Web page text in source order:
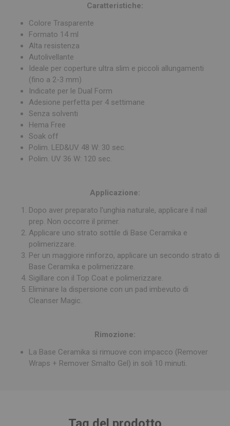
Caratteristiche:
Colore Trasparente
Formato 14 ml
Alta resistenza
Autolivellante
Ideale per coperture ultra slim e piccoli allungamenti
(fino a 2-3 mm)
Indicate per le Dual Form
Adesione perfetta per 4 settimane
Senza solventi
Hema Free
Soak off
Polim. LED&UV 48 W: 30 sec.
Polim. UV 36 W: 120 sec.
Applicazione:
Dopo aver preparato l'unghia naturale, applicare il nail
prep. Non occorre il primer.
Applicare uno strato sottile di Base Ceramika e
polimerizzare.
Per un maggiore rinforzo, applicare un secondo strato di
Base Ceramika e polimerizzare.
Sigillare con il Top Coat e polimerizzare.
Eliminare la dispersione con un pad imbevuto di
Cleanser Magic.
Rimozione:
La Base Ceramika si rimuove con impacco (Remover
Wraps + Remover Smalto Gel) in soli 10 minuti.